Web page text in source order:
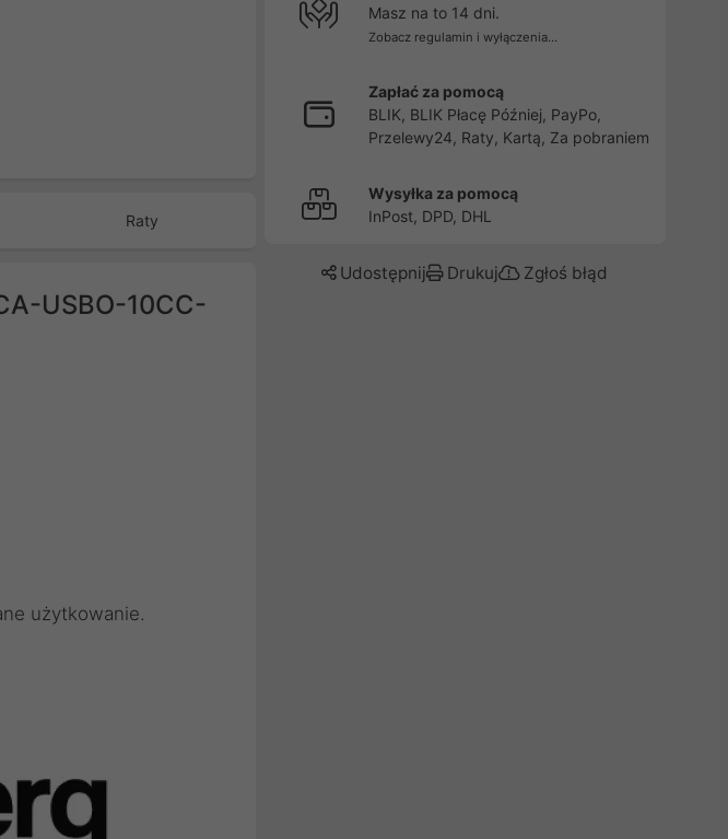
Raty
USBO-10CC-
użytkowanie.
Masz na to 14 dni.
Zobacz regulamin i wyłączenia...
Zapłać za pomocą
BLIK, BLIK Płacę Później, PayPo,
Przelewy24, Raty, Kartą, Za pobraniem
Wysyłka za pomocą
InPost, DPD, DHL
Udostępnij Drukuj Zgłoś błąd